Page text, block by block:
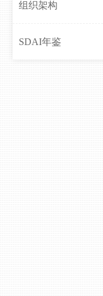
组织架构
SDAI年鉴